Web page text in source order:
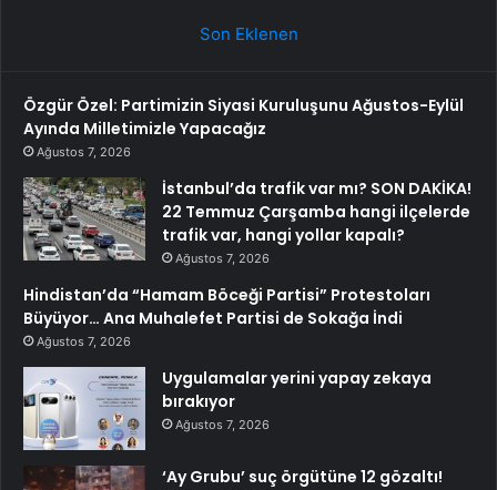
Son Eklenen
Özgür Özel: Partimizin Siyasi Kuruluşunu Ağustos-Eylül
Ayında Milletimizle Yapacağız
Ağustos 7, 2026
İstanbul’da trafik var mı? SON DAKİKA!
22 Temmuz Çarşamba hangi ilçelerde
trafik var, hangi yollar kapalı?
Ağustos 7, 2026
Hindistan’da “Hamam Böceği Partisi” Protestoları
Büyüyor… Ana Muhalefet Partisi de Sokağa İndi
Ağustos 7, 2026
Uygulamalar yerini yapay zekaya
bırakıyor
Ağustos 7, 2026
‘Ay Grubu’ suç örgütüne 12 gözaltı!